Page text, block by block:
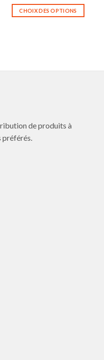
prix :
36,90€
CHOIX DES OPTIONS
Les
sur
de produits à
préférés.